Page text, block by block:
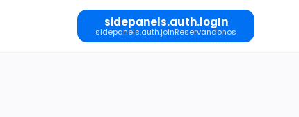
sidepanels.auth.logIn
sidepanels.auth.joinReservandonos